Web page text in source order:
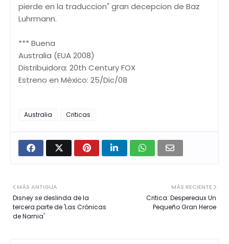
pierde en la traduccion" gran decepcion de Baz
Luhrmann.
*** Buena
Australia (EUA 2008)
Distribuidora: 20th Century FOX
Estreno en Mèxico: 25/Dic/08
Australia Criticas
MÁS RECIENTE
Critica: Despereaux Un
Pequeño Gran Heroe
MÁS ANTIGUA
Disney se deslinda de la
tercera parte de 'Las Crónicas
de Narnia'